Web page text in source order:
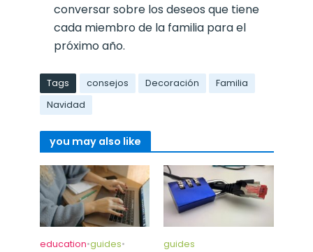
conversar sobre los deseos que tiene
cada miembro de la familia para el
próximo año.
Tags consejos Decoración
Familia
Navidad
you may also like
education•guides•
guides